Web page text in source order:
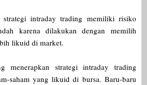
strategi intraday trading memiliki risiko
karena dilakukan dengan memilih
likuid di market.
menerapkan strategi intraday trading
saham yang likuid di bursa. Baru-baru